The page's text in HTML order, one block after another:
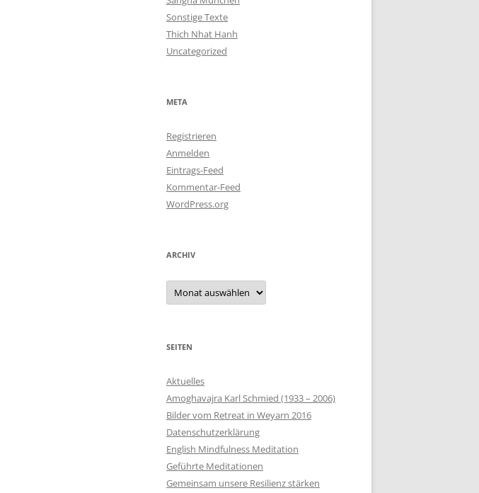
Sonstige Texte
Thich Nhat Hanh
Uncategorized
META
Registrieren
Anmelden
Eintrags-Feed
Kommentar-Feed
WordPress.org
ARCHIV
Archiv
SEITEN
Aktuelles
Amoghavajra Karl Schmied (1933 – 2006)
Bilder vom Retreat in Weyarn 2016
Datenschutzerklärung
English Mindfulness Meditation
Geführte Meditationen
Gemeinsam unsere Resilienz stärken